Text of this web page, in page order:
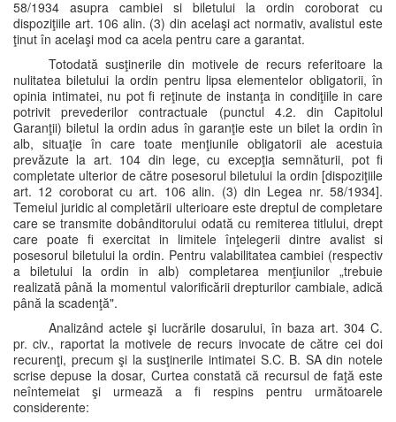
58/1934 asupra cambiei si biletului la ordin coroborat cu
dispoziţiile art. 106 alin. (3) din acelaşi act normativ, avalistul este
ţinut în acelaşi mod ca acela pentru care a garantat.
Totodată susţinerile din motivele de recurs referitoare la
nulitatea biletului la ordin pentru lipsa elementelor obligatorii, în
opinia intimatei, nu pot fi reţinute de instanţa in condiţiile in care
potrivit prevederilor contractuale (punctul 4.2. din Capitolul
Garanţii) biletul la ordin adus în garanţie este un bilet la ordin în
alb, situaţie în care toate menţiunile obligatorii ale acestuia
prevăzute la art. 104 din lege, cu excepţia semnăturii, pot fi
completate ulterior de către posesorul biletului la ordin [dispoziţiile
art. 12 coroborat cu art. 106 alin. (3) din Legea nr. 58/1934].
Temeiul juridic al completării ulterioare este dreptul de completare
care se transmite dobânditorului odată cu remiterea titlului, drept
care poate fi exercitat in limitele înţelegerii dintre avalist si
posesorul biletului la ordin. Pentru valabilitatea cambiei (respectiv
a biletului la ordin in alb) completarea menţiunilor „trebuie
realizată până la momentul valorificării drepturilor cambiale, adică
până la scadenţă".
Analizând actele şi lucrările dosarului, în baza art. 304 C.
pr. civ., raportat la motivele de recurs invocate de către cei doi
recurenţi, precum şi la susţinerile intimatei S.C. B. SA din notele
scrise depuse la dosar, Curtea constată că recursul de faţă este
neîntemeiat şi urmează a fi respins pentru următoarele
considerente: